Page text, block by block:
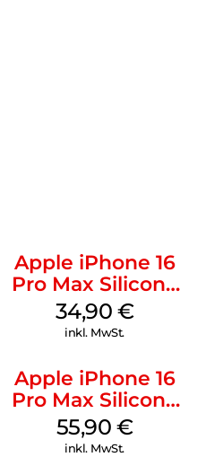
Apple iPhone 16
Pro Max Silicone
Case MagSafe
Denim
34,90 €
inkl. MwSt.
Apple iPhone 16
Pro Max Silicone
Case MagSafe
Stone Gray
55,90 €
inkl. MwSt.